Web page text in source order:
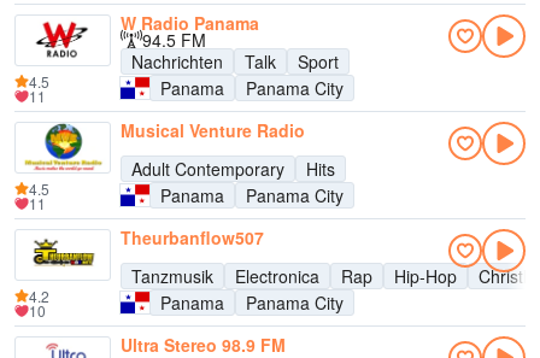
W Radio Panama
94.5 FM
Nachrichten
Talk
Sport
Panama
Panama City
4.5
11
Musical Venture Radio
Adult Contemporary
Hits
Panama
Panama City
4.5
11
Theurbanflow507
Tanzmusik
Electronica Rap Hip-Hop
Panama
Panama City
4.2
10
Ultra Stereo 98.9 FM